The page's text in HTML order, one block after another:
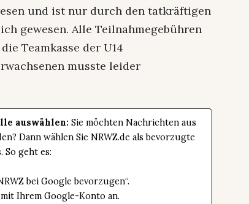
und ist nur durch den tatkräftigen
gewesen. Alle Teilnahmegebühren
Teamkasse der U14
musste leider
auswählen: Sie möchten Nachrichten aus
Dann wählen Sie NRWZ.de als bevorzugte
So geht es:
bei Google bevorzugen“.
Ihrem Google-Konto an.